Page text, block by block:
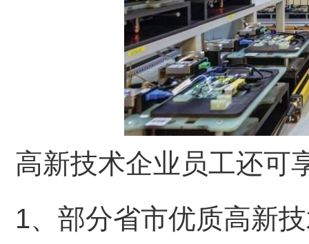
高新技术企业员工还可
1、部分省市优质高新